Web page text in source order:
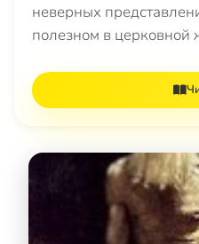
неверных
полезном в церковной